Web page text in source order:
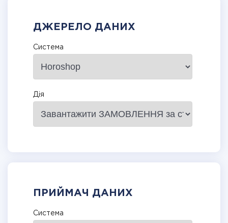
ДЖЕРЕЛО ДАНИХ
Система
Дія
ПРИЙМАЧ ДАНИХ
Система